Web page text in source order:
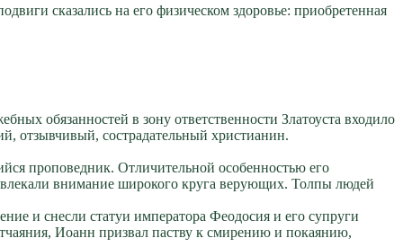
сказались на его физическом здоровье: приобретенная
обязанностей в зону ответственности Златоуста входило
отзывчивый, сострадательный христианин.
проповедник. Отличительной особенностью его
внимание широкого круга верующих. Толпы людей
и снесли статуи императора Феодосия и его супруги
Иоанн призвал паству к смирению и покаянию,